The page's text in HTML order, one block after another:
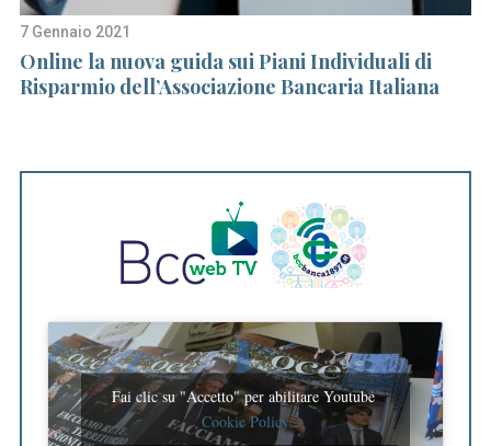
7 Gennaio 2021
Online la nuova guida sui Piani Individuali di
Risparmio dell’Associazione Bancaria Italiana
Fai clic su "Accetto" per abilitare Youtube
Cookie Policy